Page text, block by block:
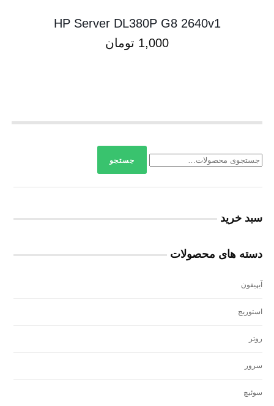
HP Server DL380P G8 2640v1
1,000 تومان
جستجو
سبد خرید
دسته های محصولات
آيپيفون
استوريج
روتر
سرور
سوئيچ